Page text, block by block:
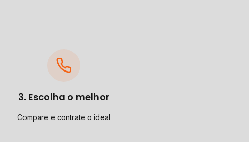
3. Escolha o melhor
Compare e contrate o ideal